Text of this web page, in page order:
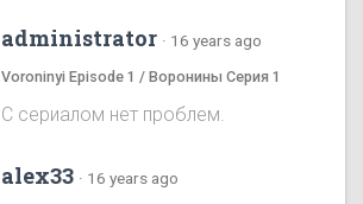
administrator · 16 years ago
Voroninyi Episode 1 / Воронины Серия 1
С сериалом нет проблем.
alex33 · 16 years ago